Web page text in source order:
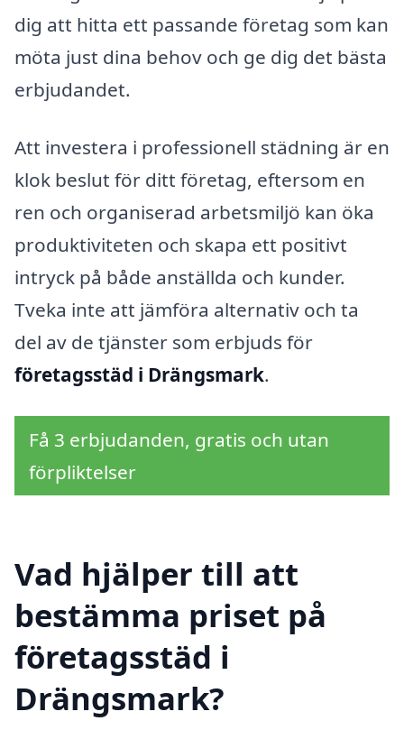
dig att hitta ett passande företag som kan
möta just dina behov och ge dig det bästa
erbjudandet.
Att investera i professionell städning är en
klok beslut för ditt företag, eftersom en
ren och organiserad arbetsmiljö kan öka
produktiviteten och skapa ett positivt
intryck på både anställda och kunder.
Tveka inte att jämföra alternativ och ta
del av de tjänster som erbjuds för
företagsstäd i Drängsmark.
Få 3 erbjudanden, gratis och utan
förpliktelser
Vad hjälper till att
bestämma priset på
företagsstäd i
Drängsmark?